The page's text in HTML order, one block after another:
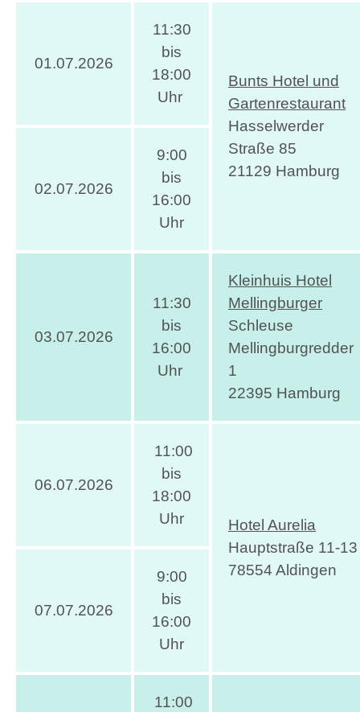
01.07.2026
11:30
bis
18:00
Uhr
Bunts Hotel und
Gartenrestaurant
Hasselwerder
Straße 85
21129 Hamburg
02.07.2026
9:00
bis
16:00
Uhr
03.07.2026
11:30
bis
16:00
Uhr
Kleinhuis Hotel
Mellingburger
Schleuse
Mellingburgredder
1
22395 Hamburg
06.07.2026
11:00
bis
18:00
Uhr
Hotel Aurelia
Hauptstraße 11-13
78554 Aldingen
07.07.2026
9:00
bis
16:00
Uhr
11:00